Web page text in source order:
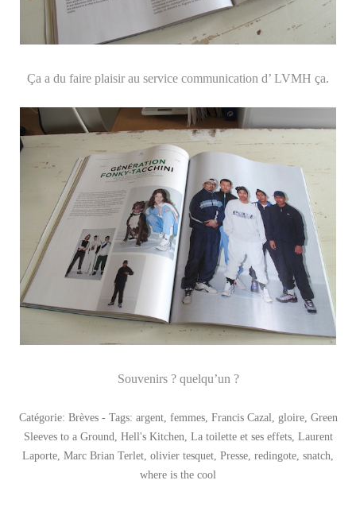
Ça a du faire plaisir au service communication d’ LVMH ça.
Souvenirs ? quelqu’un ?
Catégorie: Brèves- Tags: argent, femmes, Francis Cazal gloire, Green
Sleeves to a Ground Hell's Kitchen La toilette et ses effets, Laurent
Laporte Marc Brian Terlet olivier tesquet Presse redingote snatch
where is the cool